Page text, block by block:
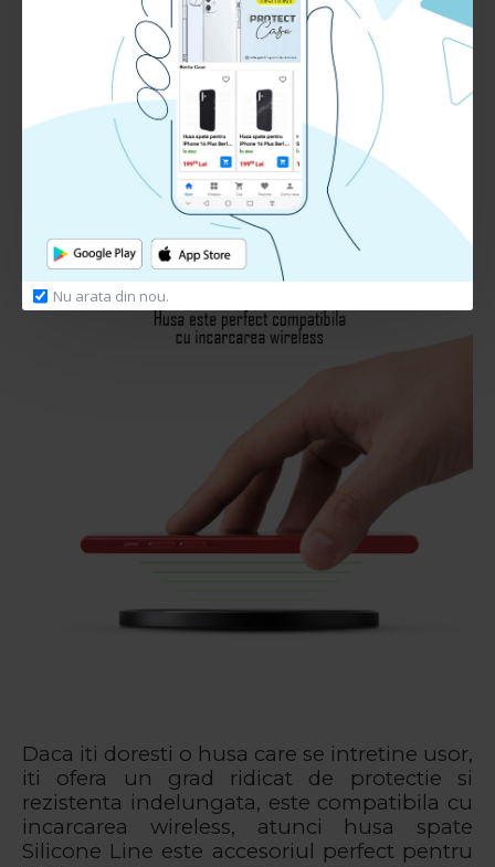
Nu arata din nou.
Interiorul husei este acoperit cu microfibra
special conceputa impotriva zgarieturilor si
aspectului “wet-look” ce apare in timp.
Daca iti doresti o husa care se intretine usor,
iti ofera un grad ridicat de protectie si
rezistenta indelungata, este compatibila cu
incarcarea wireless, atunci husa spate
Silicone Line este accesoriul perfect pentru